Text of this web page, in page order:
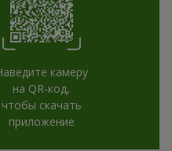
камеру
на QR-код,
чтобы скачать
приложение